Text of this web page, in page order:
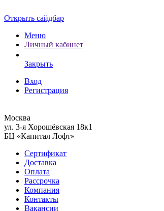
Открыть сайдбар
Меню
Личный кабинет
Закрыть
Вход
Регистрация
Москва
ул. 3-я Хорошёвская 18к1
БЦ «Капитал Лофт»
Сертификат
Доставка
Оплата
Рассрочка
Компания
Контакты
Вакансии